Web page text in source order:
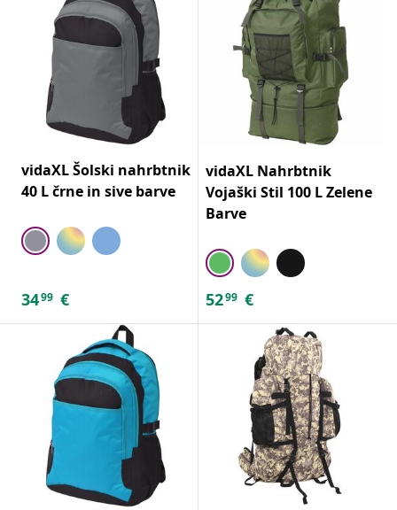
vidaXL Šolski nahrbtnik
40 L črne in sive barve
3499 €
vidaXL Nahrbtnik
Vojaški Stil 100 L Zelene
Barve
5299 €